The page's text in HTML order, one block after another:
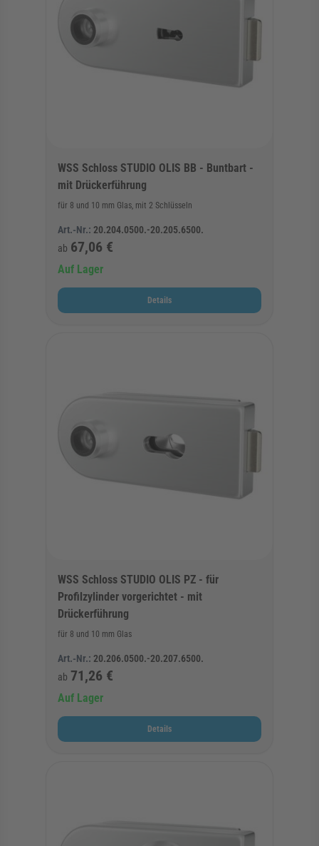
WSS Schloss STUDIO OLIS BB - Buntbart -
mit Drückerführung
für 8 und 10 mm Glas, mit 2 Schlüsseln
Art.-Nr.: 20.204.0500.-20.205.6500.
ab 67,06 €
Auf Lager
Details
WSS Schloss STUDIO OLIS PZ - für
Profilzylinder vorgerichtet - mit
Drückerführung
für 8 und 10 mm Glas
Art.-Nr.: 20.206.0500.-20.207.6500.
ab 71,26 €
Auf Lager
Details